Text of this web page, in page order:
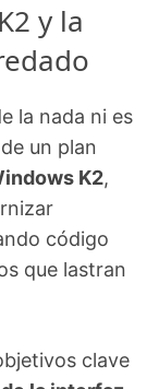
y la
la nada ni es
un plan
K2,
código
que lastran
clave